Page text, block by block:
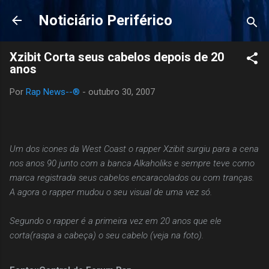
Pular para o conteúdo principal
Noticiário Periférico
Xzibit Corta seus cabelos depois de 20
anos
Por Rap News--® - outubro 30, 2007
Um dos icones da West Coast o rapper Xzibit surgiu para a cena
nos anos 90 junto com a banca Alkaholiks e sempre teve como
marca registrada seus cabelos encaracolados ou com tranças.
A agora o rapper mudou o seu visual de uma vez só.
Segundo o rapper é a primeira vez em 20 anos que ele
corta(raspa a cabeça) o seu cabelo (veja na foto).